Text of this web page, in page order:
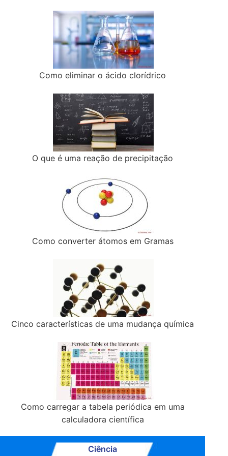
Como eliminar o ácido clorídrico
O que é uma reação de precipitação
Como converter átomos em Gramas
Cinco características de uma mudança química
Como carregar a tabela periódica em uma
calculadora científica
Ciência